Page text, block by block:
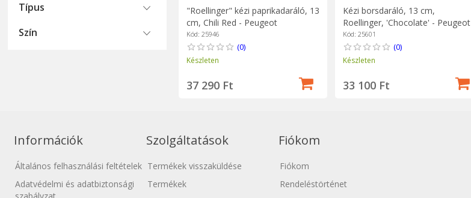
Típus
Szín
"Roellinger" kézi paprikadaráló, 13
cm, Chili Red - Peugeot
Kód: 25946
(0)
Készleten
37 290 Ft
Kézi borsdaráló, 13 cm,
Roellinger, 'Chocolate' - Peugeot
Kód: 25601
(0)
Készleten
33 100 Ft
Információk
Általános felhasználási feltételek
Adatvédelmi és adatbiztonsági
Szolgáltatások
Termékek visszaküldése
Termékek
Fiókom
Fiókom
Rendeléstörténet